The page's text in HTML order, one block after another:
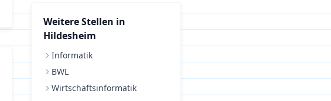
Weitere Stellen in
Hildesheim
Informatik
BWL
Wirtschaftsinformatik